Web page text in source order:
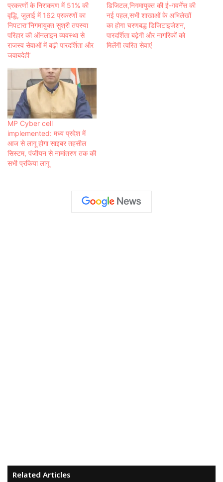
प्रकरणों के निराकरण में 51% की
वृद्धि, जुलाई में 162 प्रकरणों का
निपटारा”निगमायुक्त सुश्री तपस्या
परिहार की ऑनलाइन व्यवस्था से
राजस्व सेवाओं में बढ़ी पारदर्शिता और
जवाबदेही’
डिजिटल,निगमायुक्त की ई-गवर्नेंस की
नई पहल,सभी शाखाओं के अभिलेखों
का होगा चरणबद्ध डिजिटाइजेशन,
पारदर्शिता बढ़ेगी और नागरिकों को
मिलेंगी त्वरित सेवाएं
MP Cyber cell
implemented: मध्य प्रदेश में
आज से लागू होगा साइबर तहसील
सिस्टम, पंजीयन से नामांतरण तक की
सभी प्रकिया लागू
Related Articles